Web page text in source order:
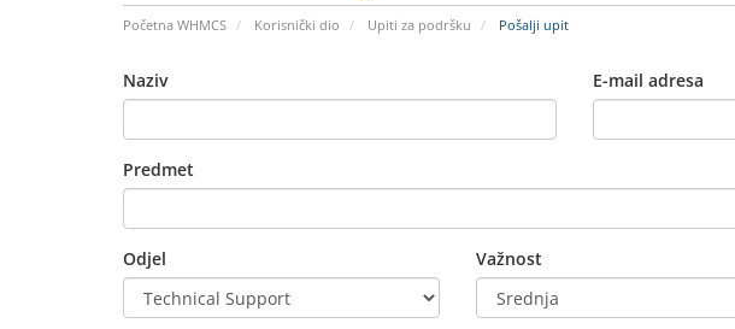
Početna WHMCS Korisnički dio Upiti za podršku Pošalji upit
Naziv E-mail adresa
Predmet
Odjel Važnost